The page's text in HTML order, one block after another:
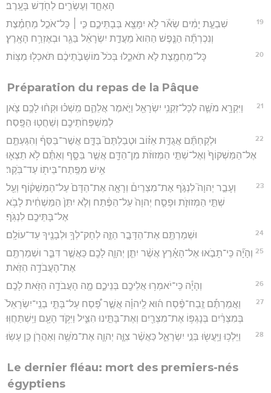
הָאֶחָ֧ד וְעֶשְׂרִ֛ים לַחֹ֖דֶשׁ בָּעָֽרֶב׃
19
שִׁבְעַ֣ת יָמִ֔ים שְׂאֹ֕ר לֹ֥א יִמָּצֵ֖א בְּבָתֵּיכֶ֑ם כִּ֣י ׀ כָּל־אֹכֵ֣ל מַחְמֶ֗צֶת
וְנִכְרְתָ֞ה הַנֶּ֤פֶשׁ הַהִוא֙ מֵעֲדַ֣ת יִשְׂרָאֵ֔ל בַּגֵּ֖ר וּבְאֶזְרַ֥ח הָאָֽרֶץ׃
20 כָּל־מַחְמֶ֖צֶת לֹ֣א תֹאכֵ֑לוּ בְּכֹל֙ מוֹשְׁבֹ֣תֵיכֶ֔ם תֹּאכְל֖וּ מַצּֽוֹת׃
Préparation du repas de la Pâque
21
וַיִּקְרָ֥א מֹשֶׁ֛ה לְכָל־זִקְנֵ֥י יִשְׂרָאֵ֖ל וַיֹּ֣אמֶר אֲלֵהֶ֑ם מִֽשְׁכ֗וּ וּקְח֨וּ לָכֶ֥ם צֹ֛אן
לְמִשְׁפְּחֹתֵיכֶ֖ם וְשַׁחֲט֥וּ הַפָּֽסַח׃
22
וּלְקַחְתֶּ֞ם אֲגֻדַּ֣ת אֵז֗וֹב וּטְבַלְתֶּם֮ בַּדָּ֣ם אֲשֶׁר־בַּסַּף֒ וְהִגַּעְתֶּ֤ם
אֶל־הַמַּשְׁקוֹף֙ וְאֶל־שְׁתֵּ֣י הַמְּזוּזֹ֔ת מִן־הַדָּ֖ם אֲשֶׁ֣ר בַּסָּ֑ף וְאַתֶּ֗ם לֹ֥א תֵצְא֛וּ
אִ֥ישׁ מִפֶּֽתַח־בֵּית֖וֹ עַד־בֹּֽקֶר׃
23
וְעָבַ֣ר יְהוָה֮ לִנְגֹּ֣ף אֶת־מִצְרַיִם֒ וְרָאָ֤ה אֶת־הַדָּם֙ עַל־הַמַּשְׁק֔וֹף וְעַ֖ל
שְׁתֵּ֣י הַמְּזוּזֹ֑ת וּפָסַ֤ח יְהוָה֙ עַל־הַפֶּ֔תַח וְלֹ֤א יִתֵּן֙ הַמַּשְׁחִ֔ית לָבֹ֥א
אֶל־בָּתֵּיכֶ֖ם לִנְגֹּֽף׃
24 וּשְׁמַרְתֶּ֖ם אֶת־הַדָּבָ֣ר הַזֶּ֑ה לְחָק־לְךָ֥ וּלְבָנֶ֖יךָ עַד־עוֹלָֽם׃
25 וְהָיָ֞ה כִּֽי־תָבֹ֣אוּ אֶל־הָאָ֗רֶץ אֲשֶׁ֨ר יִתֵּ֧ן יְהוָ֛ה לָכֶ֖ם כַּאֲשֶׁ֣ר דִּבֵּ֑ר וּשְׁמַרְתֶּ֖ם
אֶת־הָעֲבֹדָ֥ה הַזֹּֽאת׃
26 וְהָיָ֕ה כִּֽי־יֹאמְר֥וּ אֲלֵיכֶ֖ם בְּנֵיכֶ֑ם מָ֛ה הָעֲבֹדָ֥ה הַזֹּ֖את לָכֶֽם׃
27
וַאֲמַרְתֶּ֡ם זֶֽבַח־פֶּ֨סַח ה֜וּא לַֽיהוָ֗ה אֲשֶׁ֣ר פָּ֠סַח עַל־בָּתֵּ֤י בְנֵֽי־יִשְׂרָאֵל֙
בְּמִצְרַ֔יִם בְּנָגְפּ֥וֹ אֶת־מִצְרַ֖יִם וְאֶת־בָּתֵּ֣ינוּ הִצִּ֑יל וַיִּקֹּ֥ד הָעָ֖ם וַיִּֽשְׁתַּחֲוּֽוּ׃
28 וַיֵּלְכ֥וּ וַיַּֽעֲשׂ֖וּ בְּנֵ֣י יִשְׂרָאֵ֑ל כַּאֲשֶׁ֨ר צִוָּ֧ה יְהוָ֛ה אֶת־מֹשֶׁ֥ה וְאַהֲרֹ֖ן כֵּ֥ן עָשֽׂוּ׃
Le dernier fléau: mort des premiers-nés
égyptiens